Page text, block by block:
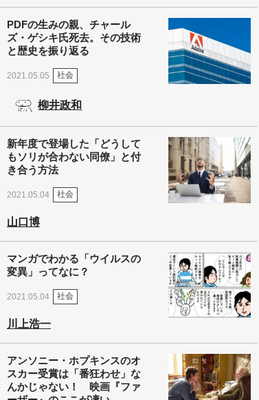
PDFの生みの親、チャール
ズ・ゲシキ氏死去。その技術
と歴史を振り返る
2021.05.05 社会
柳井政和
新年度で登場した「どうして
もソリが合わない同僚」と付
き合う方法
2021.05.04 社会
山口博
マンガでわかる「ウイルスの
変異」ってなに？
2021.05.04 社会
川上浩一
アンソニー・ホプキンスのオ
スカー受賞は「番狂わせ」な
んかじゃない！ 映画『ファ